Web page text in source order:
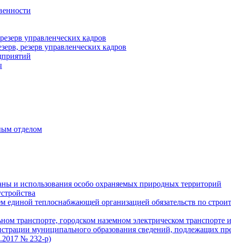
управленческих кадров
резерв управленческих кадров
отделом
и использования особо охраняемых природных территорий
теплоснабжающей организацией обязательств по
транспорте, городском наземном электрическом транспорте
муниципального образования сведений, подлежащих
№ 232-р)